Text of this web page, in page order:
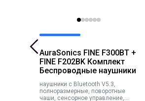
AuraSonics FINE F300BT +
FINE F202BK Комплект
Беспроводные наушники
наушники c Bluetooth V5.3,
полноразмерные, поворотные
чаши, сенсорное управление,